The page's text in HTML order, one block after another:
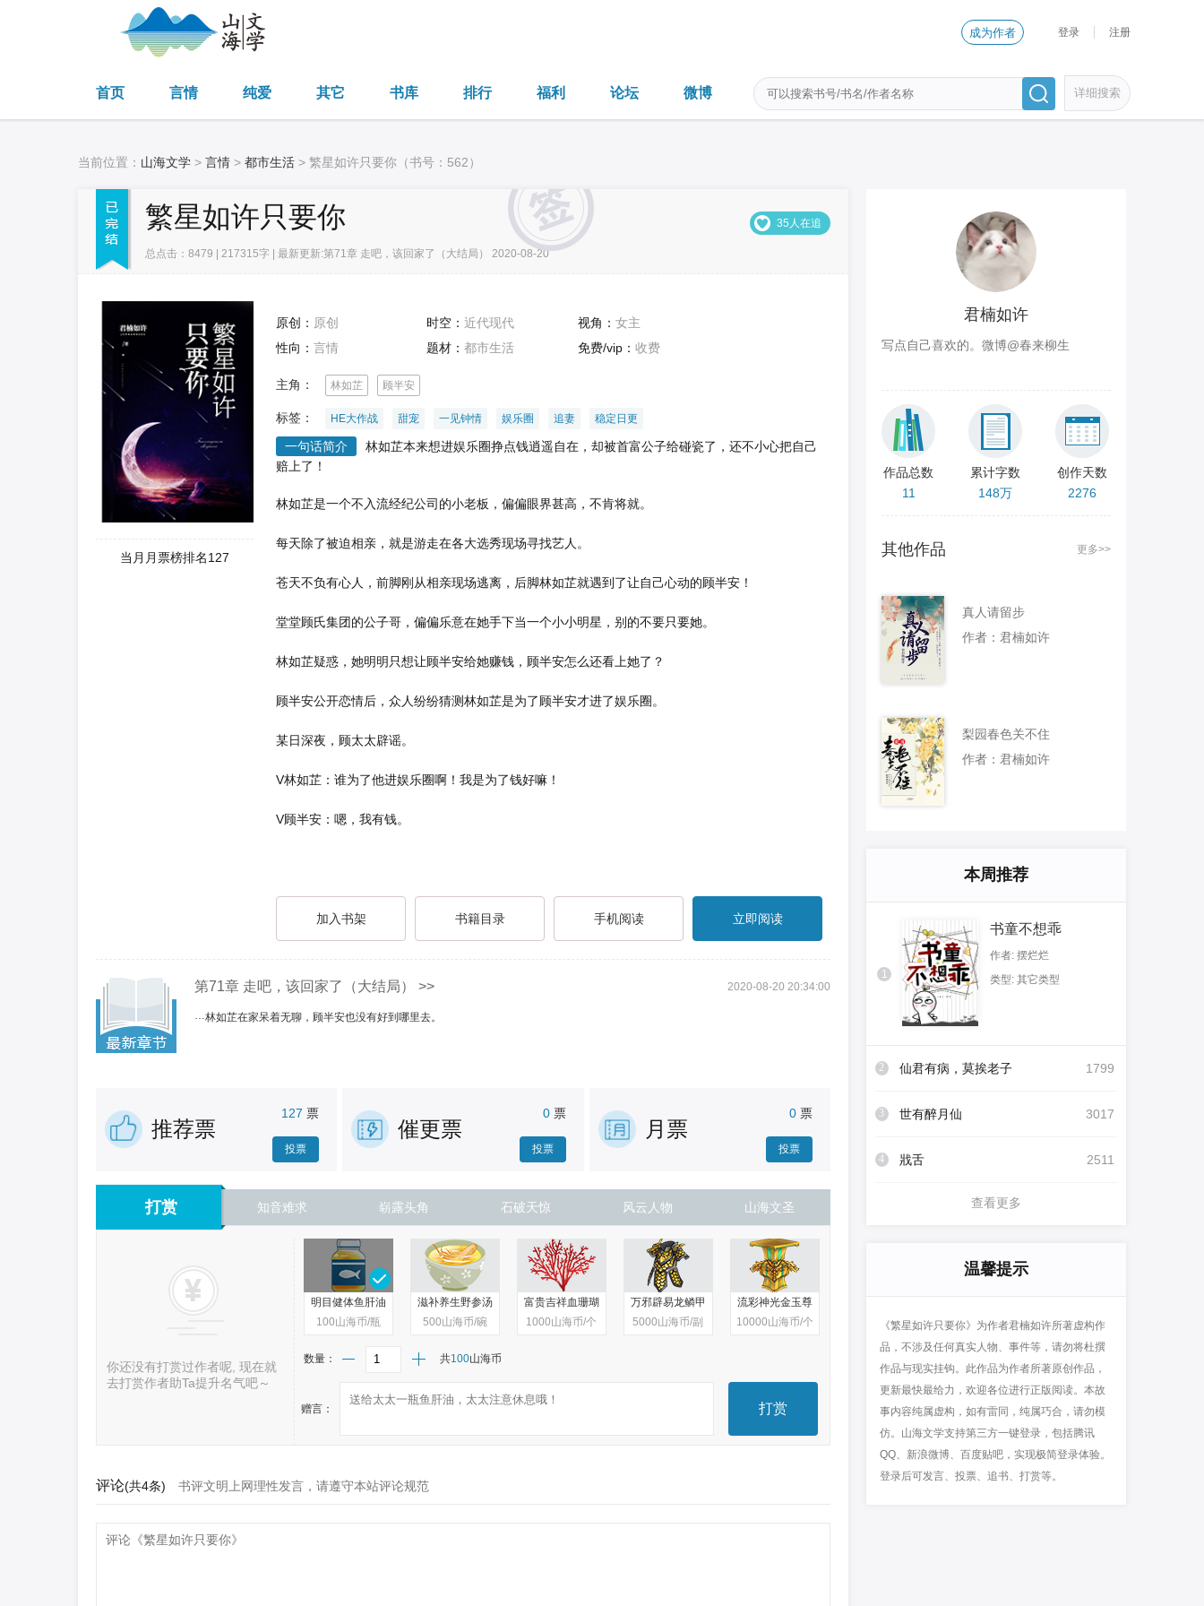
成为作者 登录 注册
首页 言情 纯爱 其它 书库 排行 福利 论坛 微博 详细搜索
当前位置： 山海文学 > 言情 > 都市生活 > 繁星如许只要你（书号：562）
繁星如许只要你
总点击：8479 | 217315字 | 最新更新:第71章 走吧，该回家了（大结局） 2020-08-20
35人在追
当月月票榜排名127
原创： 原创 时空：近代现代 视角： 女主
性向： 言情 题材：都市生活 免费/vip： 收费
主角： 林如芷 顾半安
标签： HE大作战 甜宠 一见钟情 娱乐圈 追妻 稳定日更
一句话简介
林如芷本来想进娱乐圈挣点钱逍遥自在，却被首富公子给碰瓷了，还不小心把自己
赔上了！
林如芷是一个不入流经纪公司的小老板，偏偏眼界甚高，不肯将就。
每天除了被迫相亲，就是游走在各大选秀现场寻找艺人。
苍天不负有心人，前脚刚从相亲现场逃离，后脚林如芷就遇到了让自己心动的顾半安！
堂堂顾氏集团的公子哥，偏偏乐意在她手下当一个小小明星，别的不要只要她。
林如芷疑惑，她明明只想让顾半安给她赚钱，顾半安怎么还看上她了？
顾半安公开恋情后，众人纷纷猜测林如芷是为了顾半安才进了娱乐圈。
某日深夜，顾太太辟谣。
V林如芷：谁为了他进娱乐圈啊！我是为了钱好嘛！
V顾半安：嗯，我有钱。
加入书架 书籍目录 手机阅读 立即阅读
第71章 走吧，该回家了（大结局） >> 2020-08-20 20:34:00
林如芷在家呆着无聊，顾半安也没有好到哪里去。
推荐票
127 票
投票
催更票
0 票
投票
月票
0 票
投票
打赏 知音难求 崭露头角 石破天惊 风云人物 山海文圣
你还没有打赏过作者呢, 现在就
去打赏作者助Ta提升名气吧～
明目健体鱼肝油
100山海币/瓶
滋补养生野参汤
500山海币/碗
富贵吉祥血珊瑚
1000山海币/个
万邪辟易龙鳞甲
5000山海币/副
流彩神光金玉尊
10000山海币/个
数量： 共100山海币
赠言： 打赏
评论(共4条) 书评文明上网理性发言，请遵守本站评论规范
君楠如许
写点自己喜欢的。微博@春来柳生
作品总数
11
累计字数
148万
创作天数
2276
其他作品 更多>>
真人请留步
作者：君楠如许
梨园春色关不住
作者：君楠如许
本周推荐
1
书童不想乖
作者: 摆烂烂
类型: 其它类型
2 仙君有病，莫挨老子 1799
3 世有醉月仙 3017
4 戕舌 2511
查看更多
温馨提示
《繁星如许只要你》为作者君楠如许所著虚构作
品，不涉及任何真实人物、事件等，请勿将杜撰
作品与现实挂钩。此作品为作者所著原创作品，
更新最快最给力，欢迎各位进行正版阅读。本故
事内容纯属虚构，如有雷同，纯属巧合，请勿模
仿。山海文学支持第三方一键登录，包括腾讯
QQ、新浪微博、百度贴吧，实现极简登录体验。
登录后可发言、投票、追书、打赏等。